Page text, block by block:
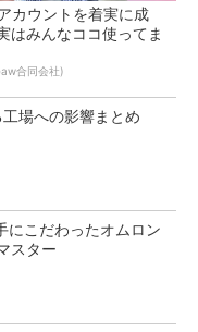
カウントを着実に成
はみんなココ使ってま
合同会社)
場への影響まとめ
こだわったオムロン
スター